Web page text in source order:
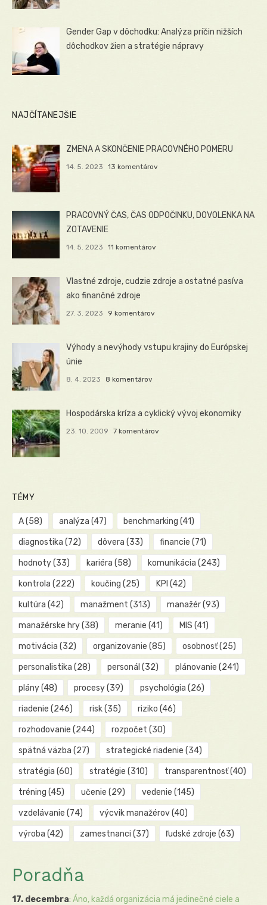
Gender Gap v dôchodku: Analýza príčin nižších
dôchodkov žien a stratégie nápravy
NAJČÍTANEJŠIE
ZMENA A SKONČENIE PRACOVNÉHO POMERU
14. 5. 2023 13 komentárov
PRACOVNÝ ČAS, ČAS ODPOČINKU, DOVOLENKA NA
ZOTAVENIE
14. 5. 2023 11 komentárov
Vlastné zdroje, cudzie zdroje a ostatné pasíva
ako finančné zdroje
27. 3. 2023 9 komentárov
Výhody a nevýhody vstupu krajiny do Európskej
únie
8. 4. 2023 8 komentárov
Hospodárska kríza a cyklický vývoj ekonomiky
23. 10. 2009 7 komentárov
TÉMY
A(58) analýza (47) benchmarking (41)
diagnostika (72) dôvera (33) financie (71)
hodnoty(33) kariéra (58) komunikácia (243)
kontrola (222) koučing (25) KPI (42)
kultúra (42) manažment (313) manažér(93)
manažérske hry(38) meranie (41) MIS (41)
motivácia (32) organizovanie (85) osobnosť(25)
personalistika (28) personál (32) plánovanie (241)
plány(48) procesy(39) psychológia (26)
riadenie (246) risk(35) riziko (46)
rozhodovanie (244) rozpočet (30)
spätná väzba (27) strategické riadenie (34)
stratégia (60) stratégie (310) transparentnosť(40)
tréning (45) učenie (29) vedenie (145)
vzdelávanie (74) výcvik manažérov(40)
výroba (42) zamestnanci (37) ľudské zdroje (63)
Poradňa
17. decembra: Áno, každá organizácia má jedinečné ciele a